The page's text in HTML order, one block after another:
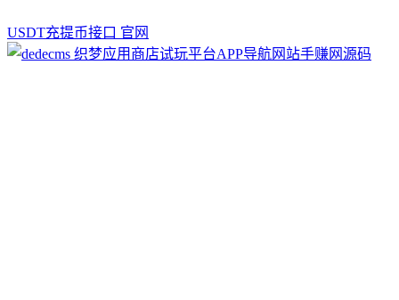
USDT充提币接口 官网